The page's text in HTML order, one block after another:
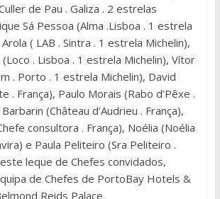
de Pau . Galiza . 2 estrelas
Sá Pessoa (Alma .Lisboa . 1 estrela
( LAB . Sintra . 1 estrela Michelin),
(Loco . Lisboa . 1 estrela Michelin), Vítor
. Porto . 1 estrela Michelin), David
. França), Paulo Morais (Rabo d’Pêxe .
(Château d’Audrieu . França),
consultora . França), Noélia (Noélia
e Paula Peliteiro (Sra Peliteiro .
leque de Chefes convidados,
de Chefes de PortoBay Hotels &
Reids Palace.